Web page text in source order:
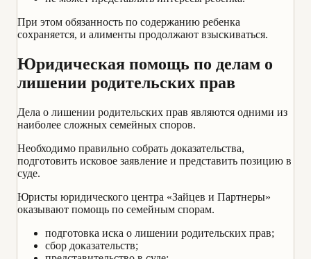
При этом обязанность по содержанию ребенка
сохраняется, и алименты продолжают взыскиваться.
Юридическая помощь по делам о
лишении родительских прав
Дела о лишении родительских прав являются одними из
наиболее сложных семейных споров.
Необходимо правильно собрать доказательства,
подготовить исковое заявление и представить позицию в
суде.
Юристы юридического центра «Зайцев и Партнеры»
оказывают помощь по семейным спорам.
подготовка иска о лишении родительских прав;
сбор доказательств;